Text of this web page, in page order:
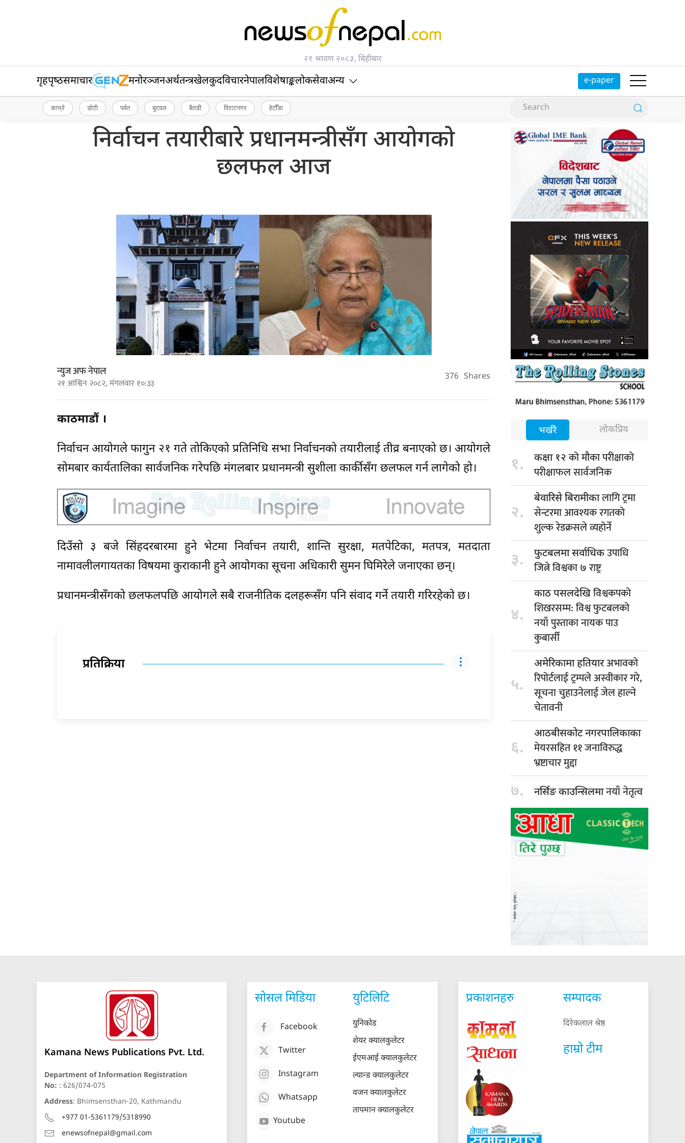
२१ श्रावण २०८३, बिहीबार
गृहपृष्‍ठसमाचार मनोरञ्जनअर्थतन्त्रखेलकुदविचारनेपालविशेषाङ्कलोकसेवाअन्य e-paper
काभ्रे डोटी पर्वत बुटवल बैतडी विराटनगर हेटौँडा
निर्वाचन तयारीबारे प्रधानमन्त्रीसँग आयोगको
छलफल आज
न्युज अफ नेपाल
२१ आश्विन २०८२, मंगलवार १०:३३ 376 Shares
काठमाडौं ।
निर्वाचन आयोगले फागुन २१ गते तोकिएको प्रतिनिधि सभा निर्वाचनको तयारीलाई तीव्र बनाएको छ। आयोगले
सोमबार कार्यतालिका सार्वजनिक गरेपछि मंगलबार प्रधानमन्त्री सुशीला कार्कीसँग छलफल गर्न लागेको हो।
दिउँसो ३ बजे सिंहदरबारमा हुने भेटमा निर्वाचन तयारी, शान्ति सुरक्षा, मतपेटिका, मतपत्र, मतदाता
नामावलीलगायतका विषयमा कुराकानी हुने आयोगका सूचना अधिकारी सुमन घिमिरेले जनाएका छन्।
प्रधानमन्त्रीसँगको छलफलपछि आयोगले सबै राजनीतिक दलहरूसँग पनि संवाद गर्ने तयारी गरिरहेको छ।
प्रतिक्रिया
भर्खरै लोकप्रिय
१. कक्षा १२को मौका परीक्षाको
परीक्षाफल सार्वजनिक
२.
बेवारिसे बिरामीकालागि ट्रमा
सेन्टरमा आवश्यक रगतको
शुल्क रेडक्रसले व्यहोर्ने
३. फुटबलमा सर्वाधिकउपाधि
जित्ने विश्वका ७ राष्ट्र
४.
काठ पसलदेखिविश्वकपको
शिखरसम्म: विश्व फुटबलको
नयाँ पुस्ताका नायक पाउ
कुबार्सी
५.
अमेरिकामा हतियारअभावको
रिपोर्टलाई ट्रम्पले अस्वीकार गरे,
सूचना चुहाउनेलाई जेल हाल्ने
चेतावनी
६.
आठबीसकोट नगरपालिकाका
मेयरसहित ११ जनाविरुद्ध
भ्रष्टाचार मुद्दा
७. नर्सिङ काउन्सिलमानयाँ नेतृत्व
Kamana News Publications Pvt. Ltd.
Department of Information Registration
No: : 626/074-075
Address: Bhimsensthan-20, Kathmandu
+977 01-5361179/5318990
enewsofnepal@gmail.com
सोसल मिडिया
Facebook
Twitter
Instagram
Whatsapp
Youtube
युटिलिटि
युनिकोड
शेयर क्यालकुलेटर
ईएमआई क्यालकुलेटर
ल्यान्ड क्यालकुलेटर
वजन क्यालकुलेटर
तापमान क्यालकुलेटर
प्रकाशनहरु सम्पादक
दिरेकलाल श्रेष्ठ
हाम्रो टीम